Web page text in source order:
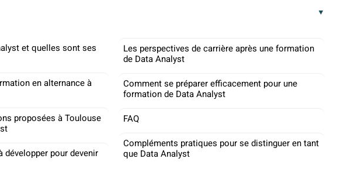
et quelles sont ses
en alternance à
proposées à Toulouse
pour devenir
Les perspectives de carrière après une formation
de Data Analyst
Comment se préparer efficacement pour une
formation de Data Analyst
FAQ
Compléments pratiques pour se distinguer en tant
que Data Analyst